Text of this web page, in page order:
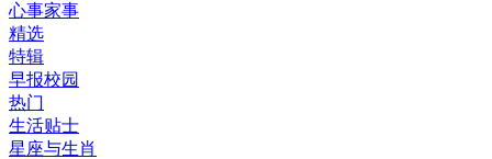
心事家事
精选
特辑
早报校园
热门
生活贴士
星座与生肖